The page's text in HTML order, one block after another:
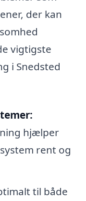
der kan
vigtigste
i Snedsted
hjælper
rent og
til både